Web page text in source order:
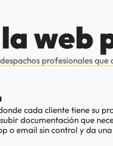
web
profesionales
cada cliente tiene su
documentación que
o email sin control y da